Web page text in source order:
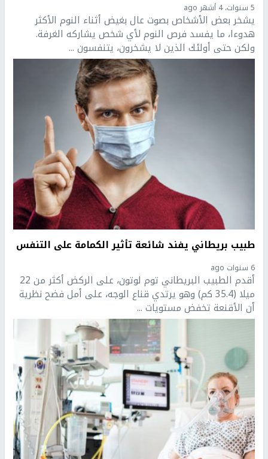
5 سنوات، 4 أشهر ago
يشخر بعض الأشخاص بصوت عال بغيض أثناء النوم الأكثر
هدوءا، ما يفسد فرص النوم لأي شخص يشاركه الغرفة.
ولكن حتى أولئك الذين لا يشخرون، يتنفسون ...
طبيب بريطاني يفند شائعة تأثير الكمامة على التنفس
6 سنوات ago
أقدم الطبيب البريطاني توم لوتون، على الركض أكثر من 22
ميلا (35.4 كم) وهو يرتدي قناع الوجه، على أمل فضح نظرية
أن الأقنعة تخفض مستويات ...